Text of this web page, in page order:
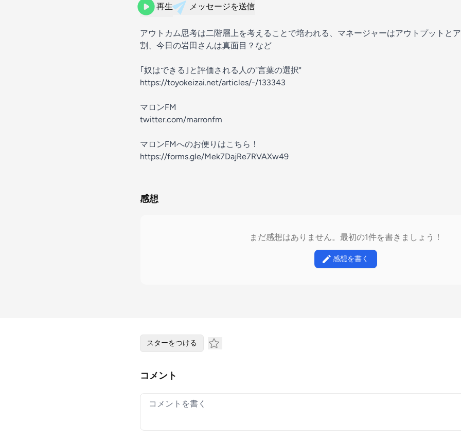
再生 メッセージを送信
アウトカム思考は二階層上を考えることで培われる、マネージャーはアウトプットと
割、今日の岩田さんは真面目？など
｢奴はできる｣と評価される人の"言葉の選択"
https://toyokeizai.net/articles/-/133343
マロンFM
twitter.com/marronfm
マロンFMへのお便りはこちら！
https://forms.gle/Mek7DajRe7RVAXw49
感想
まだ感想はありません。最初の1件を書きましょう！
感想を書く
スターをつける
コメント
Your comment